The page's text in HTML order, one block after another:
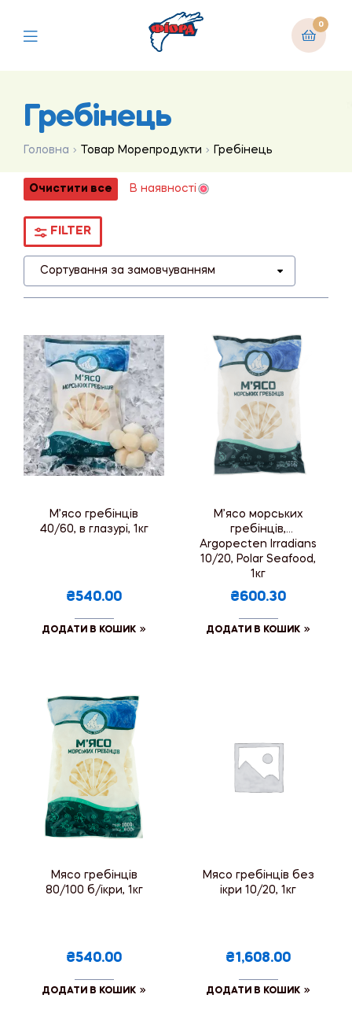
0
Гребінець
Головна Товар Морепродукти Гребінець
Очистити все В наявності
FILTER
М’ясо гребінців
40/60, в глазурі, 1кг
₴540.00
ДОДАТИ В КОШИК
М’ясо морських
гребінців,
Argopecten Irradians
10/20, Polar Seafood,
1кг
₴600.30
ДОДАТИ В КОШИК
Мясо гребінців
80/100 б/ікри, 1кг
₴540.00
ДОДАТИ В КОШИК
Мясо гребінців без
ікри 10/20, 1кг
₴1,608.00
ДОДАТИ В КОШИК